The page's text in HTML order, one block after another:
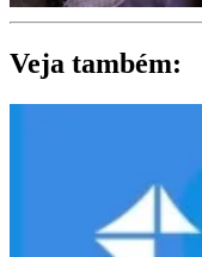
Veja também: